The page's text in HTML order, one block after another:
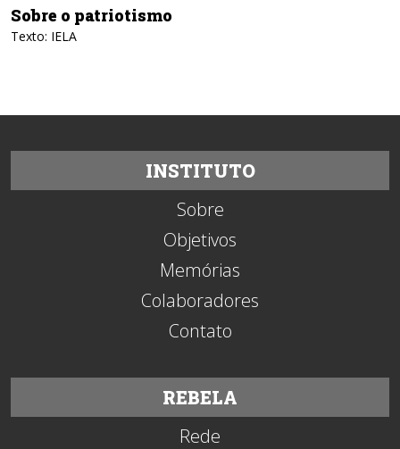
Sobre o patriotismo
Texto: IELA
INSTITUTO
Sobre
Objetivos
Memórias
Colaboradores
Contato
REBELA
Rede